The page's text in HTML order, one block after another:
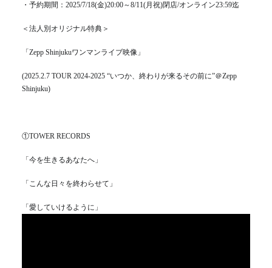
・予約期間：2025/7/18(金)20:00～8/11(月祝)閉店/オンライン23:59迄
＜法人別オリジナル特典＞
「Zepp Shinjukuワンマンライブ映像」
(2025.2.7 TOUR 2024-2025 “いつか、終わりが来るその前に”＠Zepp
Shinjuku)
①TOWER RECORDS
「今を生きるあなたへ」
「こんな日々を終わらせて」
「愛していけるように」